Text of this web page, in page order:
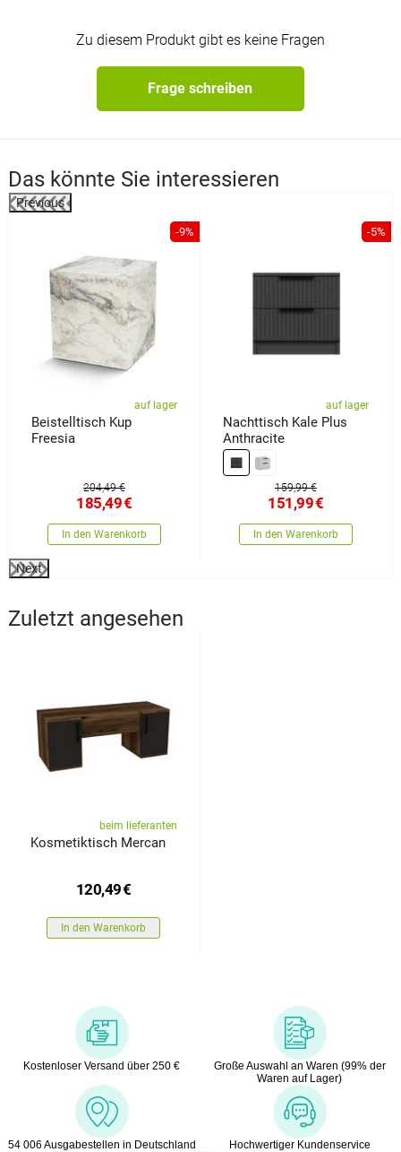
Zu diesem Produkt gibt es keine Fragen
Frage schreiben
Das könnte Sie interessieren
Previous
-9%
auf lager
Beistelltisch Kup
Freesia
204,49 €
185,49€
In den Warenkorb
-5%
auf lager
Nachttisch Kale Plus
Anthracite
159,99 €
151,99€
In den Warenkorb
Next
Zuletzt angesehen
beim lieferanten
Kosmetiktisch Mercan
120,49€
In den Warenkorb
Kostenloser Versand über 250 €
Große Auswahl an Waren (99% der
Waren auf Lager)
54 006 Ausgabestellen in Deutschland Hochwertiger Kundenservice